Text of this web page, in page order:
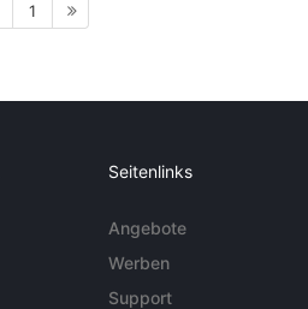
1
Seitenlinks
Angebote
Werben
Support